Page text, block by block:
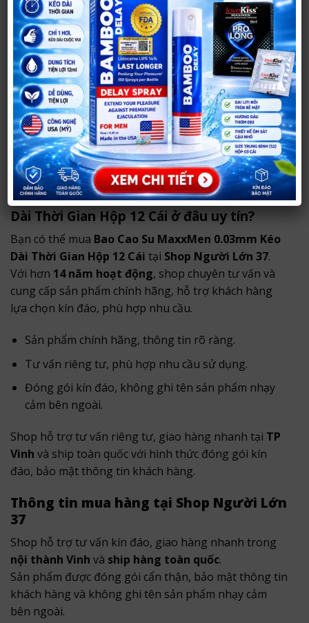
Có phù hợp cho người mới không?
Thiết kế dễ sử dụng, phù hợp cho cả người mới.
Có thể dùng thêm gel không?
Có thể kết hợp gel để tăng trải nghiệm.
Có gây khó chịu không?
Không, sản phẩm mang lại cảm giác thoải mái và dễ
chịu.
Mua Bao Cao Su MaxxMen 0.03mm Kéo
Dài Thời Gian Hộp 12 Cái ở đâu uy tín?
Bạn có thể mua Bao Cao Su MaxxMen 0.03mm Kéo
Dài Thời Gian Hộp 12 Cái tại Shop Người Lớn 37.
Với hơn 14 năm hoạt động, shop chuyên tư vấn và
cung cấp sản phẩm chính hãng, hỗ trợ khách hàng
lựa chọn kín đáo, phù hợp nhu cầu.
Sản phẩm chính hãng, thông tin rõ ràng.
Tư vấn riêng tư, phù hợp nhu cầu sử dụng.
Đóng gói kín đáo, không ghi tên sản phẩm nhạy
cảm bên ngoài.
Shop hỗ trợ tư vấn riêng tư, giao hàng nhanh tại TP
Vinh và ship toàn quốc với hình thức đóng gói kín
đáo, bảo mật thông tin khách hàng.
Thông tin mua hàng tại Shop Người Lớn
37
Shop hỗ trợ tư vấn kín đáo, giao hàng nhanh trong
nội thành Vinh và ship hàng toàn quốc.
Sản phẩm được đóng gói cẩn thận, bảo mật thông tin
khách hàng và không ghi tên sản phẩm nhạy cảm
bên ngoài.